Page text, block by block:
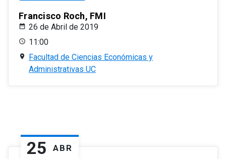
Francisco Roch, FMI
26 de Abril de 2019
11:00
Facultad de Ciencias Económicas y
Administrativas UC
25 ABR